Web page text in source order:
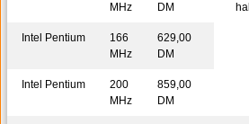
MHz
DM
Intel Pentium
166
MHz
629,00
DM
Intel Pentium
200
MHz
859,00
DM